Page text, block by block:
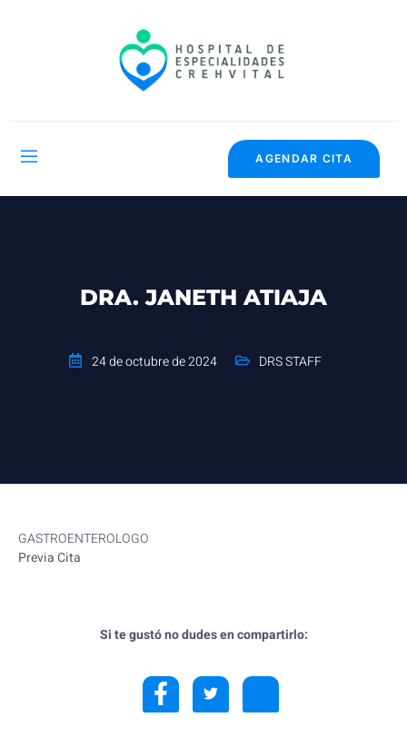
AGENDAR CITA
DRA. JANETH ATIAJA
24 de octubre de 2024 DRS STAFF
GASTROENTEROLOGO
Previa Cita
Si te gustó no dudes en compartirlo: